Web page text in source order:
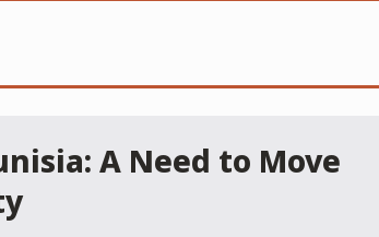
A Need to Move